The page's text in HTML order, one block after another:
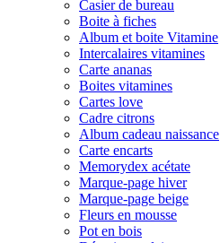
Casier de bureau
Boite à fiches
Album et boite Vitamine
Intercalaires vitamines
Carte ananas
Boites vitamines
Cartes love
Cadre citrons
Album cadeau naissance
Carte encarts
Memorydex acétate
Marque-page hiver
Marque-page beige
Fleurs en mousse
Pot en bois